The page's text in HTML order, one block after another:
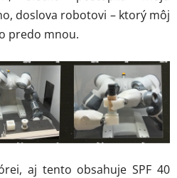
doslova robotovi – ktorý môj
predo mnou.
aj tento obsahuje SPF 40